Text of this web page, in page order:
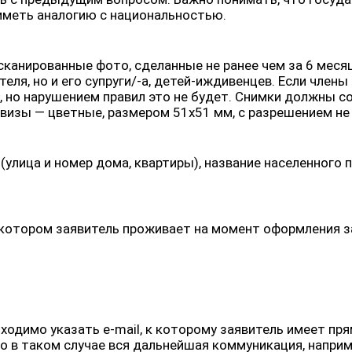
аналогию с национальностью.
фото, сделанные не ранее чем за 6
но и его супруги/-а, детей-иждивенцев. Если
но нарушением правил это не будет. Снимки должны
— цветные, размером 51х51 мм, с разрешением
и номер дома, квартиры), название
заявитель проживает на момент оформления
указать e-mail, к которому заявитель имеет
таком случае вся дальнейшая коммуникация,